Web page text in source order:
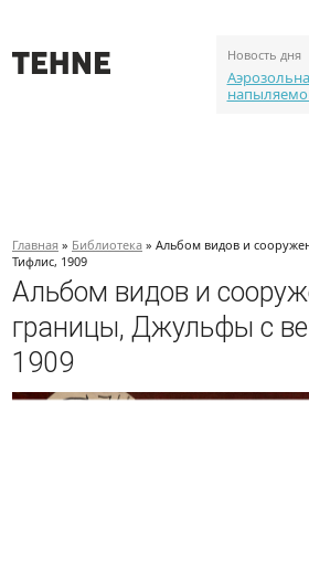
Новость дня
Главная » Библиотека » Альбом видов и
Тифлис, 1909
Альбом видов и
границы, Джульфы с
1909